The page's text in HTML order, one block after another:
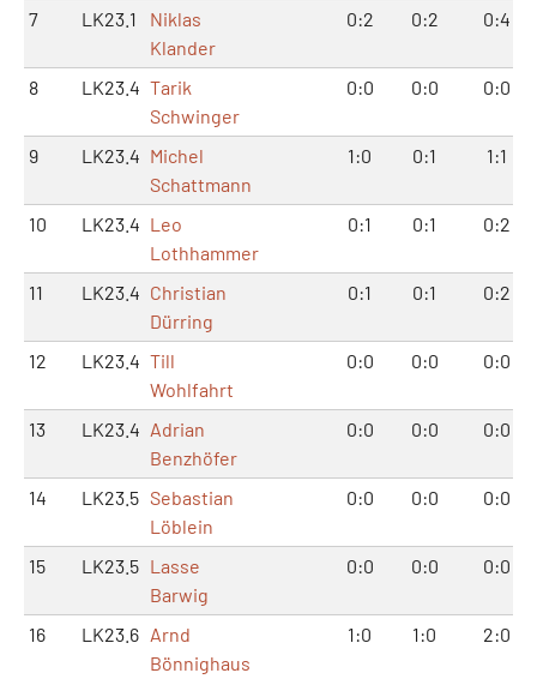
7
LK23.1
Niklas
Klander
0:2 0:2 0:4
8 LK23.4 Tarik
Schwinger
0:0 0:0 0:0
9 LK23.4 Michel
Schattmann
1:0 0:1 1:1
10 LK23.4 Leo
Lothhammer
0:1 0:1 0:2
11 LK23.4 Christian
Dürring
0:1 0:1 0:2
12 LK23.4 Till
Wohlfahrt
0:0 0:0 0:0
13 LK23.4 Adrian
Benzhöfer
0:0 0:0 0:0
14 LK23.5 Sebastian
Löblein
0:0 0:0 0:0
15 LK23.5 Lasse
Barwig
0:0 0:0 0:0
16 LK23.6 Arnd
Bönnighaus
1:0 1:0 2:0